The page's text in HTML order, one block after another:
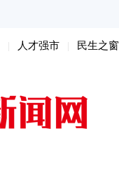
人才强市 民生之窗